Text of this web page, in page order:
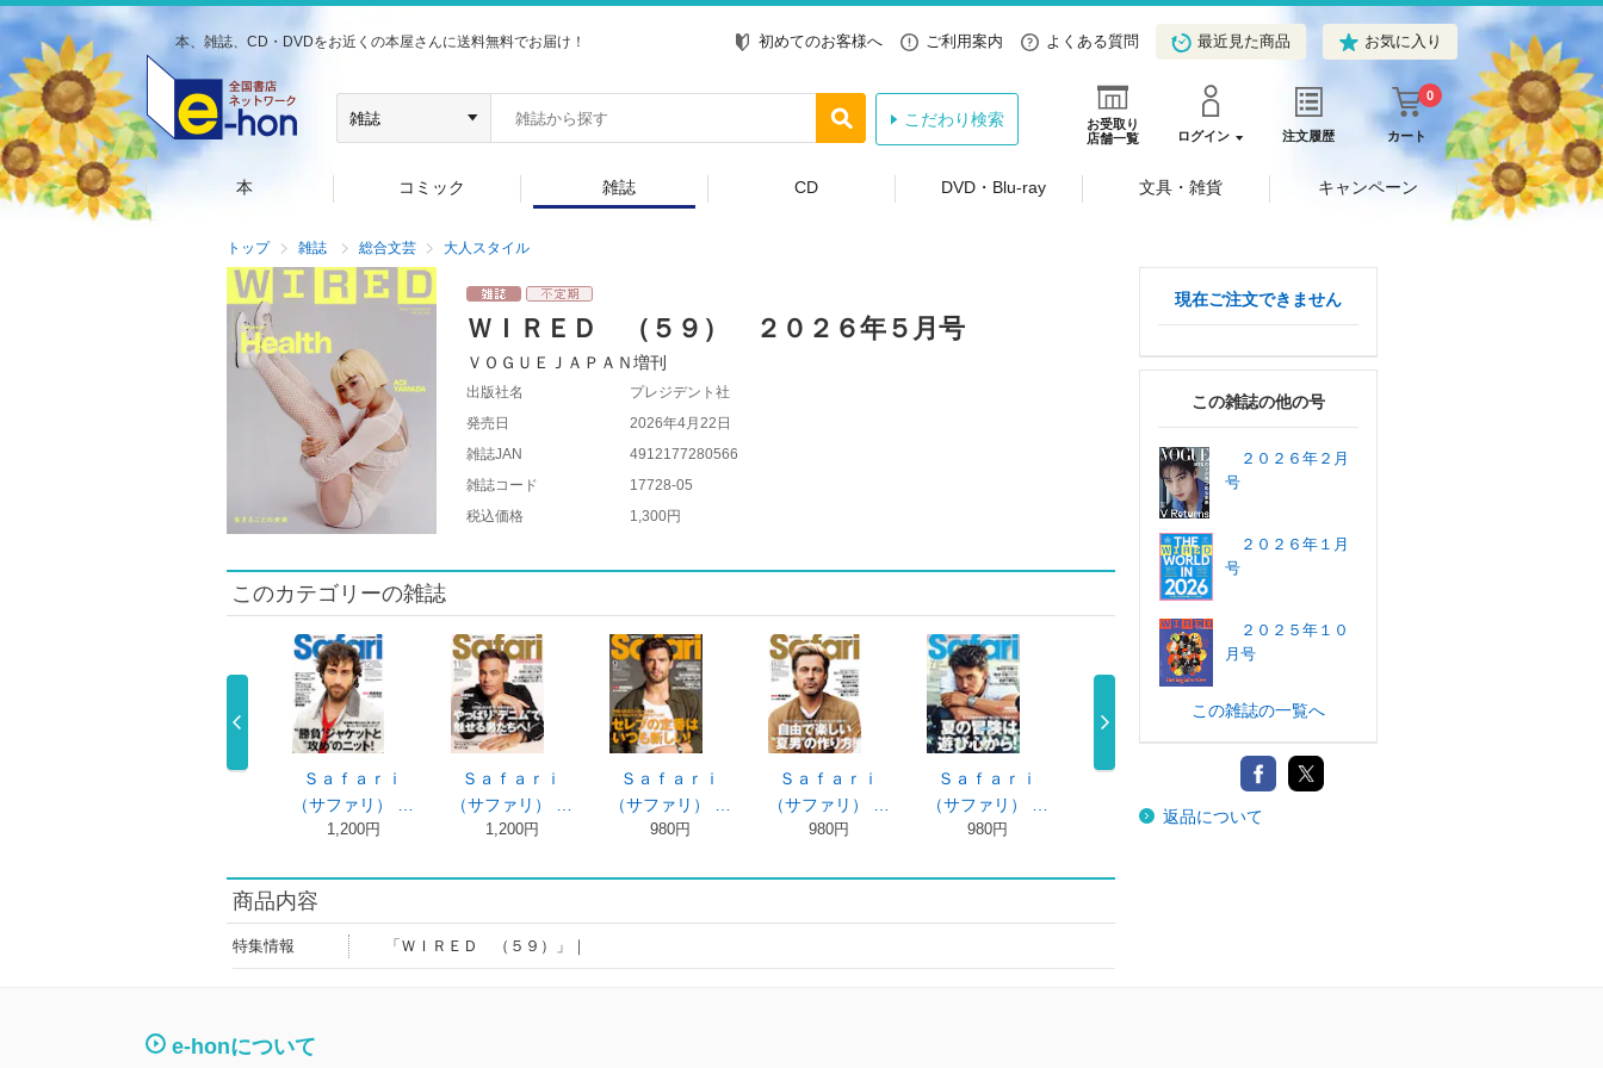
本、雑誌、CD・DVDをお近くの本屋さんに送料無料でお届け！ 初めてのお客様へ ご利用案内 よくある質問 最近見た商品 お気に入り
お受取り
店舗一覧
ログイン 注文履歴 カート
0
こだわり検索
本 コミック 雑誌 CD DVD・Blu-ray 文具・雑貨 キャンペーン
トップ 雑誌 総合文芸 大人スタイル
ＷＩＲＥＤ （５９） ２０２６年５月号
ＶＯＧＵＥＪＡＰＡＮ増刊
出版社名
プレジデント社
発売日
2026年4月22日
雑誌JAN
4912177280566
雑誌コード
17728-05
税込価格
1,300円
このカテゴリーの雑誌
Ｓａｆａｒｉ
Ｓａｆａｒｉ
（サファリ） …
1,200円
Ｓａｆａｒｉ
（サファリ） …
1,200円
Ｓａｆａｒｉ
（サファリ） …
980円
Ｓａｆａｒｉ
（サファリ） …
980円
Ｓａｆａｒｉ
（サファリ） …
980円
Ｓａｆａｒｉ
（サファリ） …
980円
Ｓａｆａｒｉ
商品内容
特集情報 「ＷＩＲＥＤ （５９）」｜
現在ご注文できません
この雑誌の他の号
２０２６年２月
号
２０２６年１月
号
２０２５年１０
月号
この雑誌の一覧へ
返品について
e-honについて